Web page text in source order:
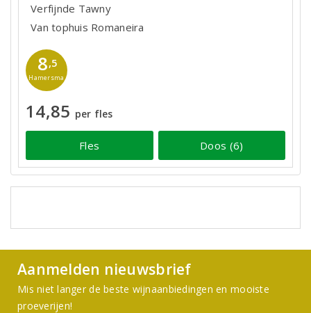
Verfijnde Tawny
Van tophuis Romaneira
8,5
Hamersma
14,85 per fles
Fles Doos (6)
Aanmelden nieuwsbrief
Mis niet langer de beste wijnaanbiedingen en mooiste
proeverijen!